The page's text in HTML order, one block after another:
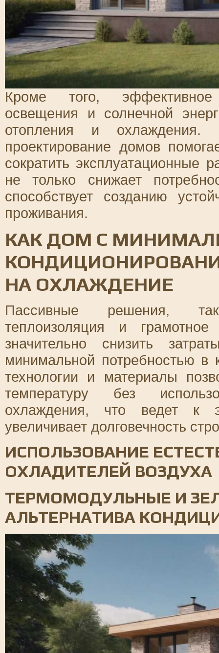
Кроме того, эффективное
освещения и солнечной
отопления и охлаждения.
проектирование домов
сократить эксплуатационные
не только снижает
способствует созданию
проживания.
КАК ДОМ С
НА ОХЛАЖДЕНИЕ
Пассивные решения,
теплоизоляция и
значительно снизить
минимальной потребностью в
технологии и материалы
температуру без
охлаждения, что ведет к
увеличивает долговечность
ИСПОЛЬЗОВАНИЕ
ОХЛАДИТЕЛЕЙ ВОЗДУХА
ТЕРМОМОДУЛЬНЫЕ И
АЛЬТЕРНАТИВА